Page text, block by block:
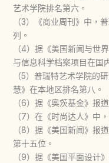
艺术学院排名第六。
（3）《商业周刊》中，
列。
（4）据《美国新闻与世
与信息科学档案项目在国
（5）普瑞特艺术学院的
慧》在本地区排名第八。
（6）据《奥茨基金》报
（7）在《时尚达人》中
（8）据《美国新闻》报
第十五位。
（9）据《美国平面设计